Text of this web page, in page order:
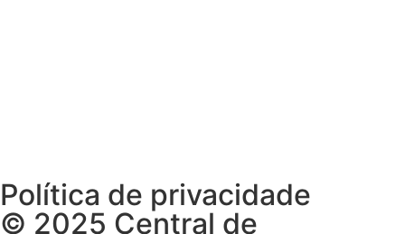
Política de privacidade
© 2025 Central de